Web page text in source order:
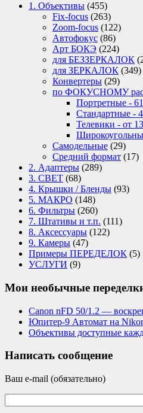
1. Объективы (455)
Fix-focus (263)
Zoom-focus (122)
Автофокус (86)
Арт БОКЭ (224)
для БЕЗЗЕРКАЛОК
для ЗЕРКАЛОК (349)
Конвертеры (29)
по ФОКУСНОМУ
Портретные -
Стандартные -
Телевики - от
Самодельные (29)
Средний формат (17)
2. Адаптеры (289)
3. СВЕТ (68)
4. Крышки / Бленды (93)
5. МАКРО (148)
6. Фильтры (260)
7. Штативы и т.п. (111)
8. Аксессуары (122)
9. Камеры (47)
Примеры ПЕРЕДЕЛОК (5)
УСЛУГИ (9)
Мои необычные
Canon nFD 50/1.2 —
Юпитер-9 Автомат на
Объективы доступные
Написать сообщение
Ваш e-mail (обязательно)